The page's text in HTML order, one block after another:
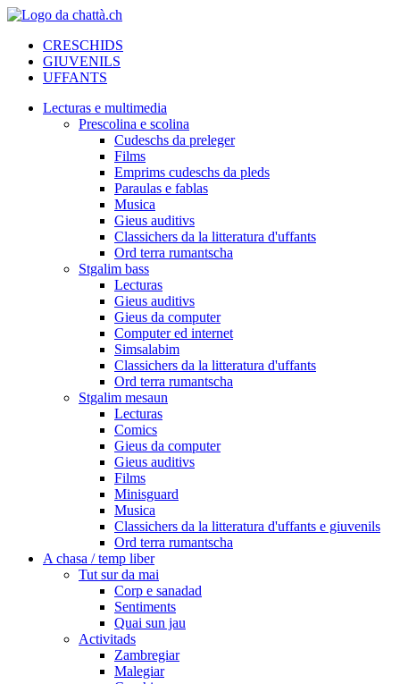
CRESCHIDS
GIUVENILS
UFFANTS
Lecturas e multimedia
Prescolina e scolina
Cudeschs da preleger
Films
Emprims cudeschs da pleds
Paraulas e fablas
Musica
Gieus auditivs
Classichers da la litteratura d'uffants
Ord terra rumantscha
Stgalim bass
Lecturas
Gieus auditivs
Gieus da computer
Computer ed internet
Simsalabim
Classichers da la litteratura d'uffants
Ord terra rumantscha
Stgalim mesaun
Lecturas
Comics
Gieus da computer
Gieus auditivs
Films
Minisguard
Musica
Classichers da la litteratura d'uffants e giuvenils
Ord terra rumantscha
A chasa / temp liber
Tut sur da mai
Corp e sanadad
Sentiments
Quai sun jau
Activitads
Zambregiar
Malegiar